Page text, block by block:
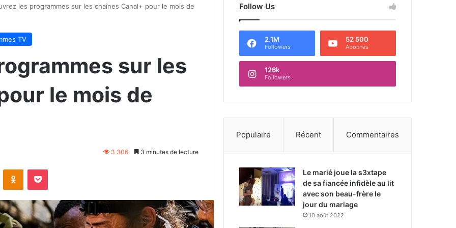
les programmes sur les chaînes Canal+ pour le mois de
TV
sur les
le mois de
3 306 3 minutes de lecture
Odnoklassniki
Pocket
Follow Us
2.1M
Followers
52 500
Abonnés
126k
Followers
Populaire Récent Commentaires
Le marié joue la s3xtape
de sa fiancée infidèle au lit
avec son beau-frère le
jour du mariage
10 août 2022